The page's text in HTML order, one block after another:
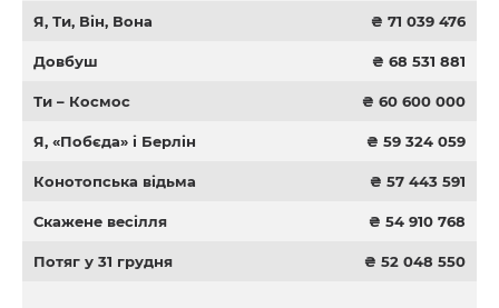
Я, Ти, Він, Вона ₴ 71 039 476
Довбуш ₴ 68 531 881
Ти – Космос ₴ 60 600 000
Я, «Побєда» і Берлін ₴ 59 324 059
Конотопська відьма ₴ 57 443 591
Скажене весілля ₴ 54 910 768
Потяг у 31 грудня ₴ 52 048 550